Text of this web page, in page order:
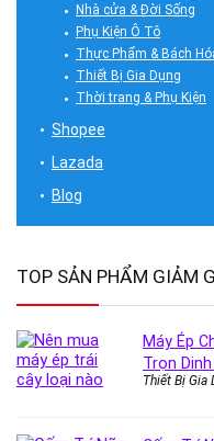
Nhà cửa & Đời Sống
Phụ Kiện Ô Tô
Thực Phẩm & Bách
Thiết Bị Gia Dụng
Thời trang & Phụ Kiện
Shopee
Lazada
Blog
TOP SẢN PHẨM GIẢM
Máy Ép
Trọn
Thiết Bị Gia